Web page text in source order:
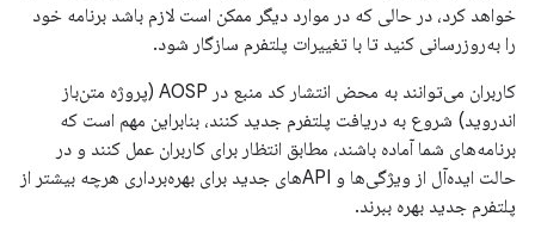
خواهد کرد، در حالی که در موارد دیگر ممکن است لازم باشد برنامه خود
را به‌روزرسانی کنید تا با تغییرات پلتفرم سازگار شود.
کاربران می‌توانند به محض انتشار کد منبع در AOSP (پروژه متن‌باز
اندروید) شروع به دریافت پلتفرم جدید کنند، بنابراین مهم است که
برنامه‌های شما آماده باشند، مطابق انتظار برای کاربران عمل کنند و در
حالت ایده‌آل از ویژگی‌ها و APIهای جدید برای بهره‌برداری هرچه بیشتر از
پلتفرم جدید بهره ببرند.